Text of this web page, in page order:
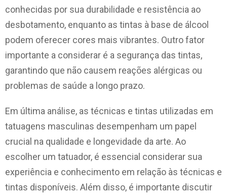
conhecidas por sua durabilidade e resistência ao
desbotamento, enquanto as tintas à base de álcool
podem oferecer cores mais vibrantes. Outro fator
importante a considerar é a segurança das tintas,
garantindo que não causem reações alérgicas ou
problemas de saúde a longo prazo.
Em última análise, as técnicas e tintas utilizadas em
tatuagens masculinas desempenham um papel
crucial na qualidade e longevidade da arte. Ao
escolher um tatuador, é essencial considerar sua
experiência e conhecimento em relação às técnicas e
tintas disponíveis. Além disso, é importante discutir